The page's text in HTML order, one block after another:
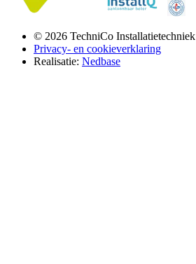
© 2026 TechniCo Installatietechniek
Privacy- en cookieverklaring
Realisatie: Nedbase